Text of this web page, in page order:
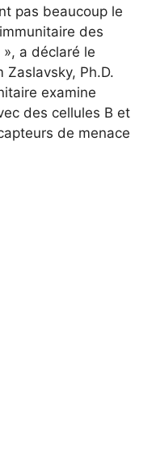
pas beaucoup le
des
», a déclaré le
Ph.D.
examine
des cellules B et
de menace